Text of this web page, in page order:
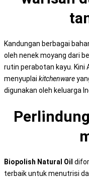
Kandungan berbagai
oleh nenek moyang dari
rutin perabotan kayu. Kini
menyuplai kitchenware
digunakan oleh keluarga
Biopolish Natural Oil
terbaik untuk menutrisi